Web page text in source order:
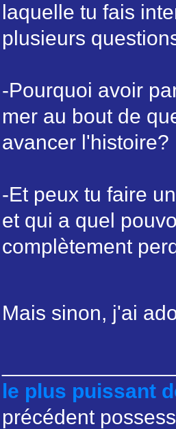
laquelle tu fais
plusieurs
-Pourquoi avoir
mer au bout de
avancer l'histoire?
-Et peux tu faire
et qui a quel
complètement
Mais sinon, j'ai
le plus puissant
précédent